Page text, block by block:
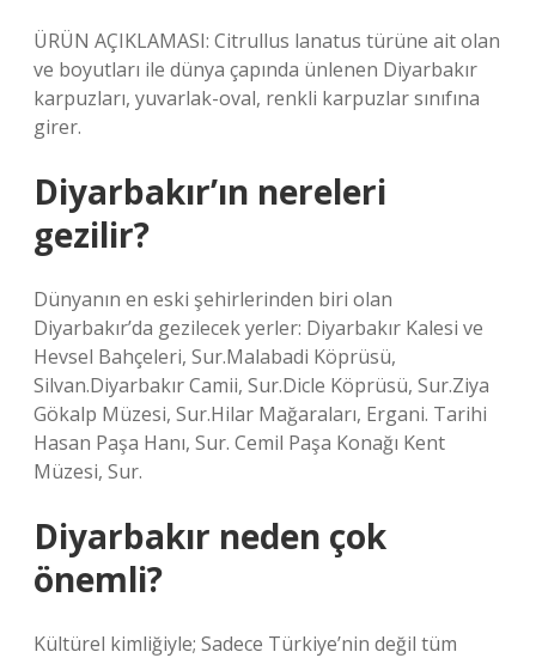
ÜRÜN AÇIKLAMASI: Citrullus lanatus türüne ait olan
ve boyutları ile dünya çapında ünlenen Diyarbakır
karpuzları, yuvarlak-oval, renkli karpuzlar sınıfına
girer.
Diyarbakır’ın nereleri
gezilir?
Dünyanın en eski şehirlerinden biri olan
Diyarbakır’da gezilecek yerler: Diyarbakır Kalesi ve
Hevsel Bahçeleri, Sur.Malabadi Köprüsü,
Silvan.Diyarbakır Camii, Sur.Dicle Köprüsü, Sur.Ziya
Gökalp Müzesi, Sur.Hilar Mağaraları, Ergani. Tarihi
Hasan Paşa Hanı, Sur. Cemil Paşa Konağı Kent
Müzesi, Sur.
Diyarbakır neden çok
önemli?
Kültürel kimliğiyle; Sadece Türkiye’nin değil tüm